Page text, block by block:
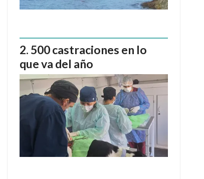
500 castraciones en lo
que va del año